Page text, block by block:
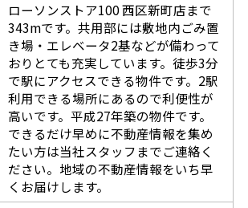
ローソンストア100 西区新町店まで
343mです。共用部には敷地内ごみ置
き場・エレベータ2基などが備わって
おりとても充実しています。徒歩3分
で駅にアクセスできる物件です。2駅
利用できる場所にあるので利便性が
高いです。平成27年築の物件です。
できるだけ早めに不動産情報を集め
たい方は当社スタッフまでご連絡く
ださい。地域の不動産情報をいち早
くお届けします。